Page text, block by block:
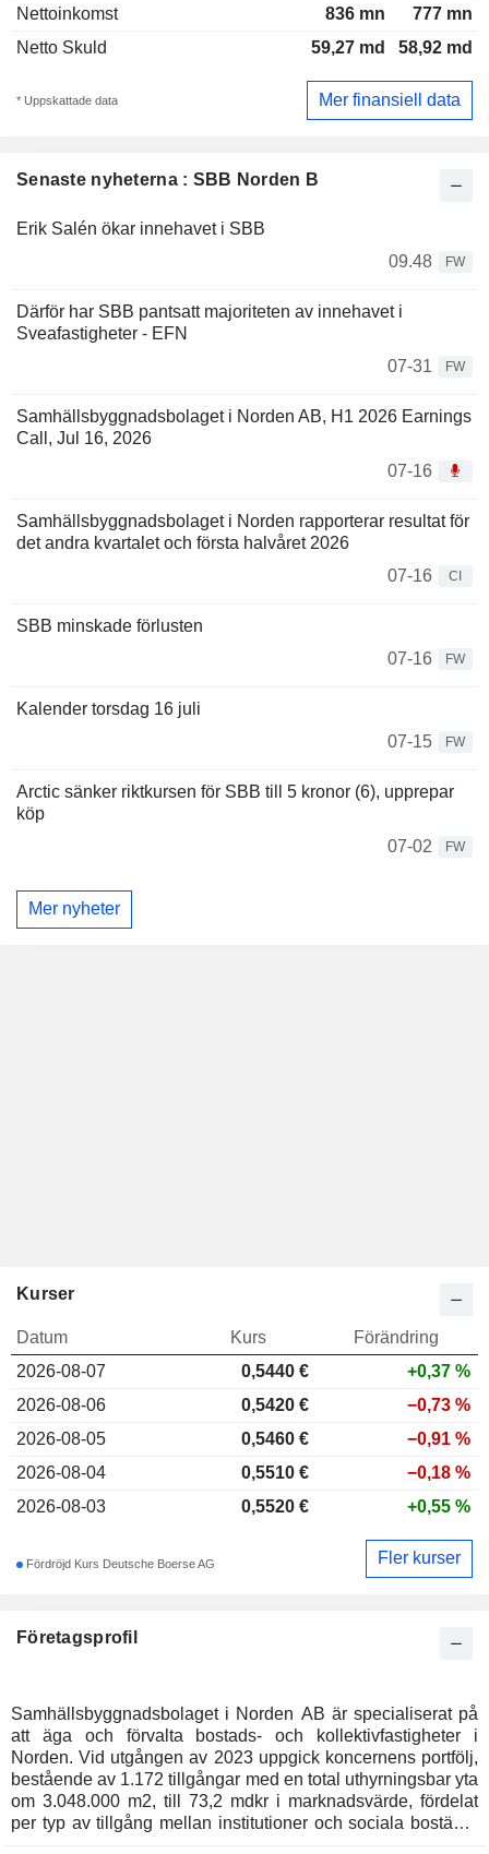
Senaste nyheterna : SBB Norden B
Erik Salén ökar innehavet i SBB
09.48
FW
Därför har SBB pantsatt majoriteten av innehavet i
Sveafastigheter - EFN
07-31
FW
Samhällsbyggnadsbolaget i Norden AB, H1 2026 Earnings
Call, Jul 16, 2026
07-16
Samhällsbyggnadsbolaget i Norden rapporterar resultat för
det andra kvartalet och första halvåret 2026
07-16
CI
SBB minskade förlusten
07-16
FW
Kalender torsdag 16 juli
07-15
FW
Arctic sänker riktkursen för SBB till 5 kronor (6), upprepar
köp
07-02
FW
Mer nyheter
Nettoinkomst
836 mn
777 mn
Netto Skuld
59,27 md 58,92 md
* Uppskattade data Mer finansiell data
Företagsprofil
Samhällsbyggnadsbolaget i Norden AB är specialiserat på
att äga och förvalta bostads- och kollektivfastigheter i
Norden. Vid utgången av 2023 uppgick koncernens portfölj,
bestående av 1.172 tillgångar med en total uthyrningsbar yta
om 3.048.000 m2, till 73,2 mdkr i marknadsvärde, fördelat
per typ av tillgång mellan institutioner och sociala bostäder
Kurser
Datum Kurs
Förändring
2026-08-07
0,5440 €
+0,37 %
2026-08-06
0,5420 €
−0,73 %
2026-08-05
0,5460 €
−0,91 %
2026-08-04
0,5510 €
−0,18 %
2026-08-03
0,5520 € +0,55 %
Fördröjd Kurs Deutsche Boerse AG Fler kurser